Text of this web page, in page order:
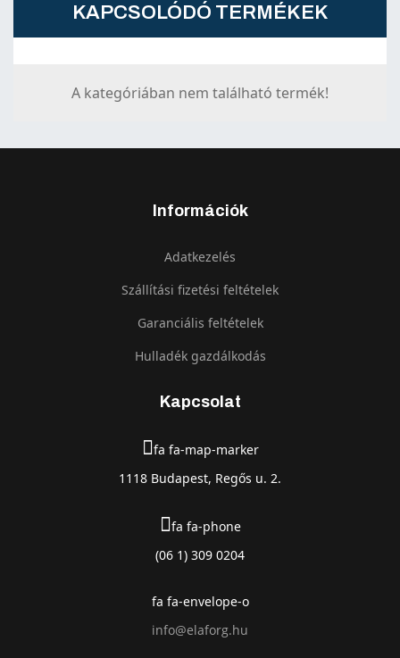
KAPCSOLÓDÓ TERMÉKEK
A kategóriában nem található termék!
Információk
Adatkezelés
Szállítási fizetési feltételek
Garanciális feltételek
Hulladék gazdálkodás
Kapcsolat
fa fa-map-marker
1118 Budapest, Regős u. 2.
fa fa-phone
(06 1) 309 0204
fa fa-envelope-o
info@elaforg.hu